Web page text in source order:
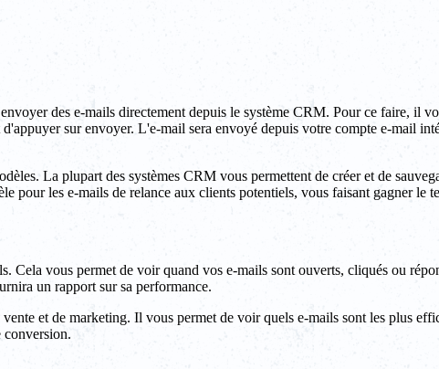
des e-mails directement depuis le système CRM. Pour ce faire, il
sur envoyer. L'e-mail sera envoyé depuis votre compte e-mail
La plupart des systèmes CRM vous permettent de créer et de
pour les e-mails de relance aux clients potentiels, vous faisant gagner le
Cela vous permet de voir quand vos e-mails sont ouverts, cliqués ou
un rapport sur sa performance.
et de marketing. Il vous permet de voir quels e-mails sont les plus
conversion.